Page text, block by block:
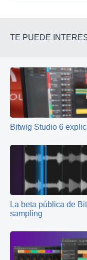
TE PUEDE
Bitwig Studio 6
La beta pública de
sampling